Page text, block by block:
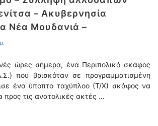
– Ακυβερνησία
Νέα Μουδανιά –
ώρες σήμερα, ένα Περιπολικό σκάφος
που βρισκόταν σε προγραμματισμένη
ένα ύποπτο ταχύπλοο (Τ/Χ) σκάφος να
προς τις ανατολικές ακτές …